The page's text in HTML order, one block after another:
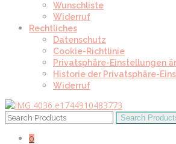
Wunschliste
Widerruf
Rechtliches
Datenschutz
Cookie-Richtlinie
Privatsphäre-Einstellungen
Historie der Privatsphäre-
Widerruf
0